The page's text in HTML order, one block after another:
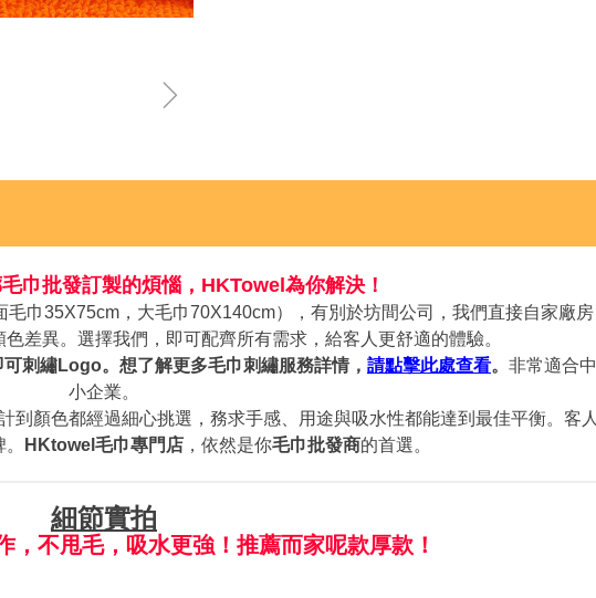
ꁇ
巾批發訂製的煩惱，HKTowel為你解決！
巾35X75cm，大毛巾70X140cm），有別於坊間公司，我們直接自家廠房
差異。選擇我們，即可配齊所有需求，給客人更舒適的體驗。
刺繡Logo。想了解更多毛巾刺繡服務詳情， 請點擊此處查看。 非常適合中
小企業。
到顏色都經過細心挑選，務求手感、用途與吸水性都能達到最佳平衡。客人
HKtowel毛巾專門店 ，依然是你毛巾批發商的首選。
細節實拍
，不甩毛，吸水更強！推薦而家呢款厚款！